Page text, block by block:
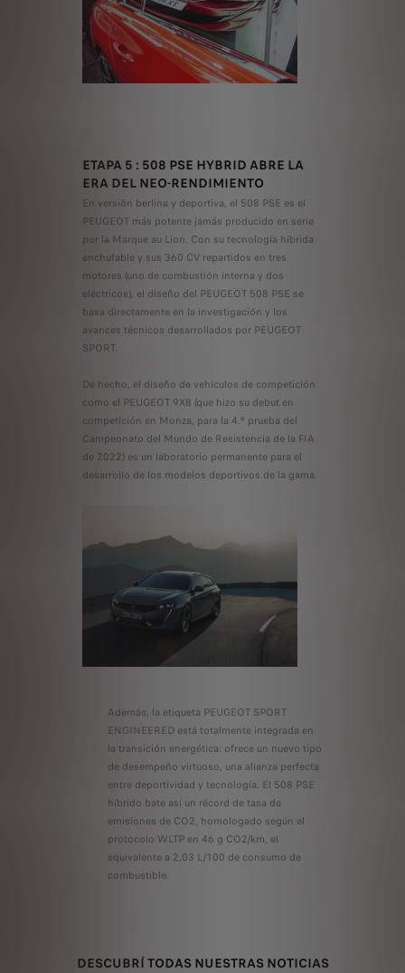
ETAPA 5 : 508 PSE HYBRID ABRE LA
ERA DEL NEO-RENDIMIENTO
En versión berlina y deportiva, el 508 PSE es el
PEUGEOT más potente jamás producido en serie
por la Marque au Lion. Con su tecnología híbrida
enchufable y sus 360 CV repartidos en tres
motores (uno de combustión interna y dos
eléctricos), el diseño del PEUGEOT 508 PSE se
basa directamente en la investigación y los
avances técnicos desarrollados por PEUGEOT
SPORT.
De hecho, el diseño de vehículos de competición
como el PEUGEOT 9X8 (que hizo su debut en
competición en Monza, para la 4.ª prueba del
Campeonato del Mundo de Resistencia de la FIA
de 2022) es un laboratorio permanente para el
desarrollo de los modelos deportivos de la gama.
Además, la etiqueta PEUGEOT SPORT
ENGINEERED está totalmente integrada en
la transición energética: ofrece un nuevo tipo
de desempeño virtuoso, una alianza perfecta
entre deportividad y tecnología. El 508 PSE
híbrido bate así un récord de tasa de
emisiones de CO2, homologado según el
protocolo WLTP en 46 g CO2/km, el
equivalente a 2,03 L/100 de consumo de
combustible.
DESCUBRÍ TODAS NUESTRAS NOTICIAS